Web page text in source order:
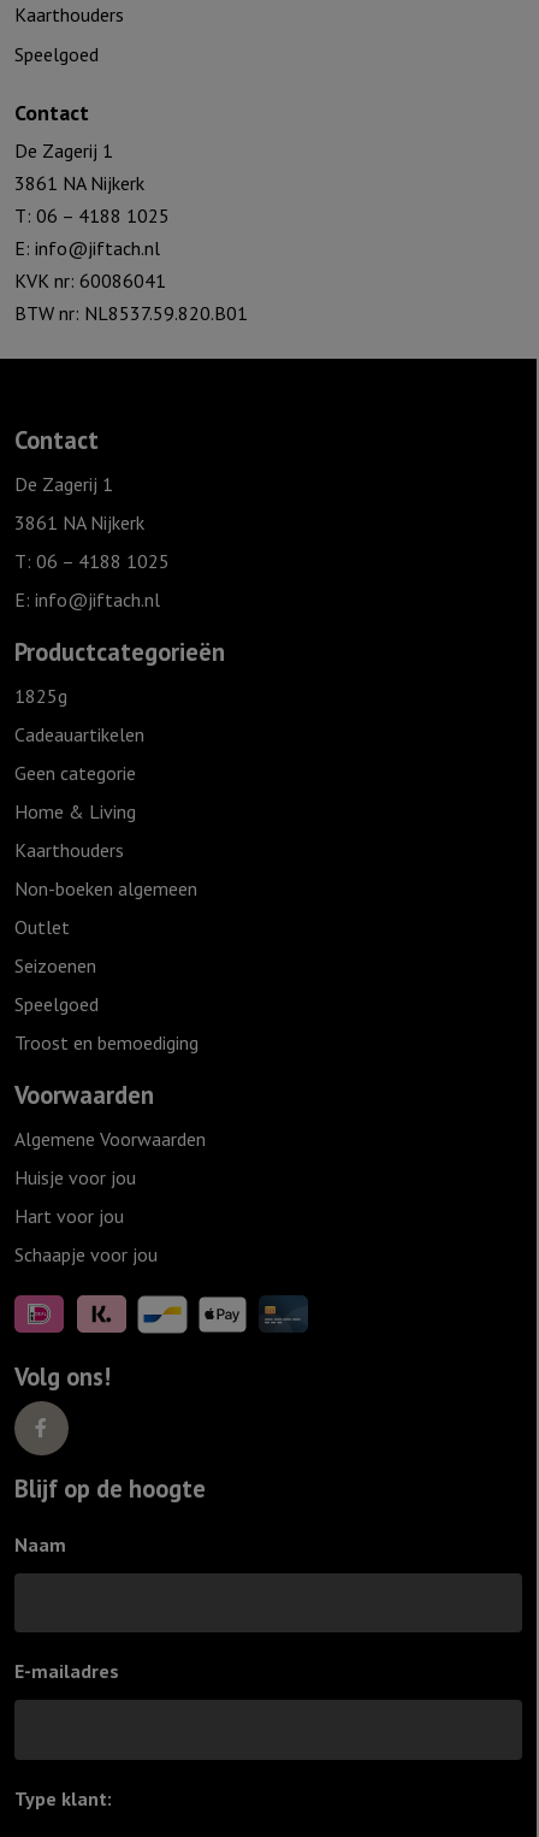
Kaarthouders
Speelgoed
Contact
De Zagerij 1
3861 NA Nijkerk
T: 06 – 4188 1025
E: info@jiftach.nl
KVK nr: 60086041
BTW nr: NL8537.59.820.B01
Contact
De Zagerij 1
3861 NA Nijkerk
T: 06 – 4188 1025
E: info@jiftach.nl
Productcategorieën
1825g
Cadeauartikelen
Geen categorie
Home & Living
Kaarthouders
Non-boeken algemeen
Outlet
Seizoenen
Speelgoed
Troost en bemoediging
Voorwaarden
Algemene Voorwaarden
Huisje voor jou
Hart voor jou
Schaapje voor jou
Volg ons!
Blijf op de hoogte
Naam
E-mailadres
Type klant: